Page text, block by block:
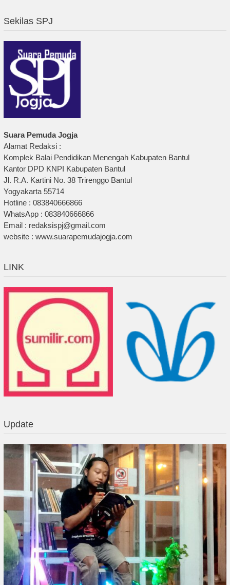
Sekilas SPJ
Suara Pemuda Jogja
Alamat Redaksi :
Komplek Balai Pendidikan Menengah Kabupaten Bantul
Kantor DPD KNPI Kabupaten Bantul
Jl. R.A. Kartini No. 38 Trirenggo Bantul
Yogyakarta 55714
Hotline : 083840666866
WhatsApp : 083840666866
Email : redaksispj@gmail.com
website : www.suarapemudajogja.com
LINK
Update